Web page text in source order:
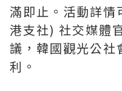
滿即止。活動詳
港支社) 社交媒體
議，韓國觀光公社
利。